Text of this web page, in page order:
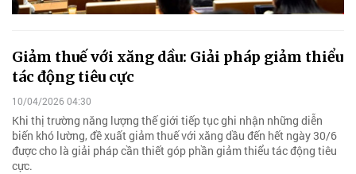
Giảm thuế với xăng dầu: Giải pháp giảm thiểu
tác động tiêu cực
10/04/2026 04:30
Khi thị trường năng lượng thế giới tiếp tục ghi nhận những diễn
biến khó lường, đề xuất giảm thuế với xăng dầu đến hết ngày 30/6
được cho là giải pháp cần thiết góp phần giảm thiểu tác động tiêu
cực.